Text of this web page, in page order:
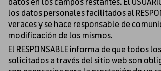
datos en los campos restantes. El
los datos personales facilitados al
veraces y se hace responsable de
modificación de los mismos.
El RESPONSABLE informa de que todos
solicitados a través del sitio web son